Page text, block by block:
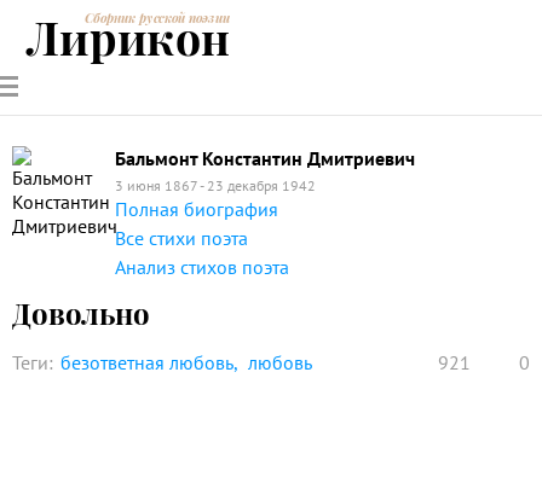
РУССКИЕ
ПОЭТЫ
СОВРЕМЕННИКИЭНЦИКЛОПЕДИЯ
ПОЭЗИИ
Сборник русской поэзии
Лирикон
Бальмонт Константин Дмитриевич
3 июня 1867 - 23 декабря 1942
Полная биография
Все стихи поэта
Анализ стихов поэта
Довольно
Теги: безответная любовь любовь 921 0